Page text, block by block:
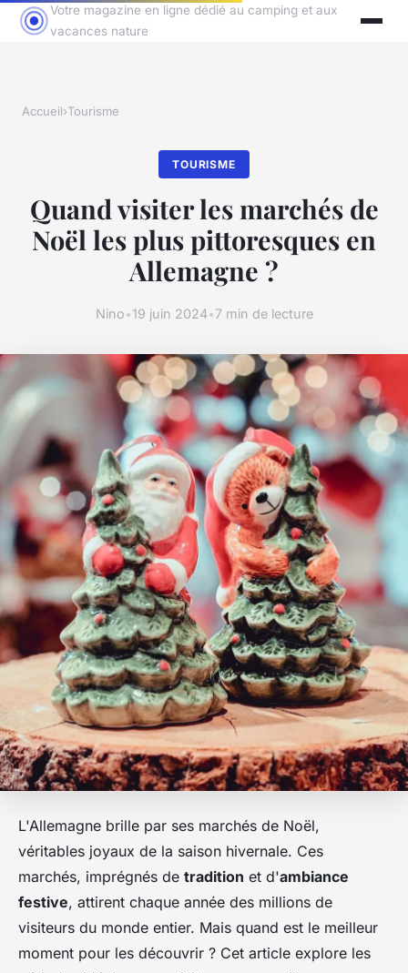
Votre magazine en ligne dédié au camping et aux
vacances nature
Accueil›Tourisme
TOURISME
Quand visiter les marchés de
Noël les plus pittoresques en
Allemagne ?
Nino•19 juin 2024•7 min de lecture
L'Allemagne brille par ses marchés de Noël,
véritables joyaux de la saison hivernale. Ces
marchés, imprégnés de tradition et d'ambiance
festive, attirent chaque année des millions de
visiteurs du monde entier. Mais quand est le meilleur
moment pour les découvrir ? Cet article explore les